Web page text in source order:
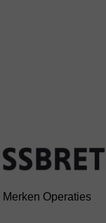
Merken Operaties